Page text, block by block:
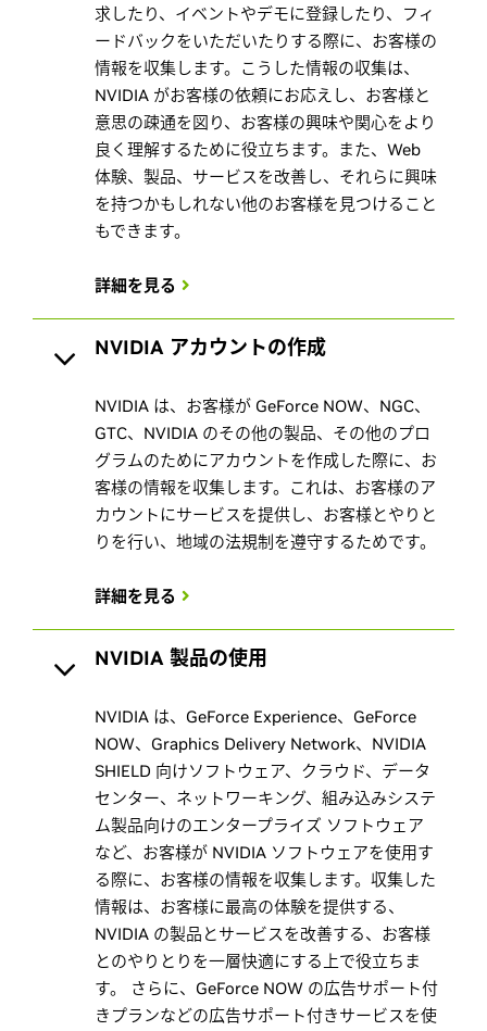
求したり、イベントやデモに登録したり、フィ
ードバックをいただいたりする際に、お客様の
情報を収集します。こうした情報の収集は、
NVIDIA がお客様の依頼にお応えし、お客様と
意思の疎通を図り、お客様の興味や関心をより
良く理解するために役立ちます。また、Web
体験、製品、サービスを改善し、それらに興味
を持つかもしれない他のお客様を見つけること
もできます。
詳細を見る
NVIDIA アカウントの作成
NVIDIA は、お客様が GeForce NOW、NGC、
GTC、NVIDIA のその他の製品、その他のプロ
グラムのためにアカウントを作成した際に、お
客様の情報を収集します。これは、お客様のア
カウントにサービスを提供し、お客様とやりと
りを行い、地域の法規制を遵守するためです。
詳細を見る
NVIDIA 製品の使用
NVIDIA は、GeForce Experience、GeForce
NOW、Graphics Delivery Network、NVIDIA
SHIELD 向けソフトウェア、クラウド、データ
センター、ネットワーキング、組み込みシステ
ム製品向けのエンタープライズ ソフトウェア
など、お客様が NVIDIA ソフトウェアを使用す
る際に、お客様の情報を収集します。収集した
情報は、お客様に最高の体験を提供する、
NVIDIA の製品とサービスを改善する、お客様
とのやりとりを一層快適にする上で役立ちま
す。 さらに、GeForce NOW の広告サポート付
きプランなどの広告サポート付きサービスを使